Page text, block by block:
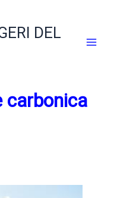
DEL
carbonica